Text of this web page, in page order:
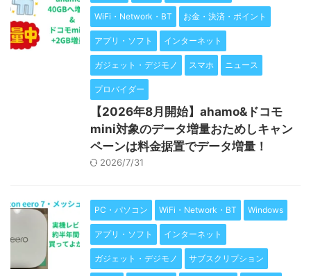
WiFi・Network・BT お金・決済・ポイント
アプリ・ソフト インターネット
ガジェット・デジモノ スマホ ニュース
プロバイダー
【2026年8月開始】ahamo&ドコモ
mini対象のデータ増量おためしキャン
ペーンは料金据置でデータ増量！
2026/7/31
PC・パソコン WiFi・Network・BT Windows
アプリ・ソフト インターネット
ガジェット・デジモノ サブスクリプション